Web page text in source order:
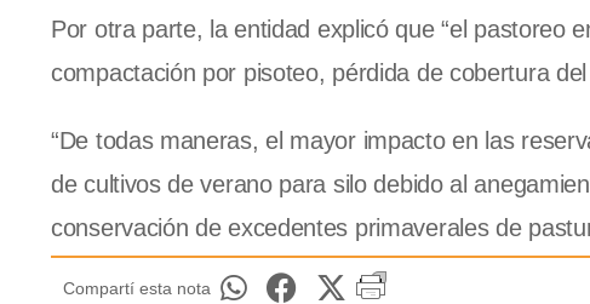
Por otra parte, la entidad explicó que “el pastoreo
compactación por pisoteo, pérdida de cobertura
“De todas maneras, el mayor impacto en las
de cultivos de verano para silo debido al
conservación de excedentes primaverales de
Compartí esta nota